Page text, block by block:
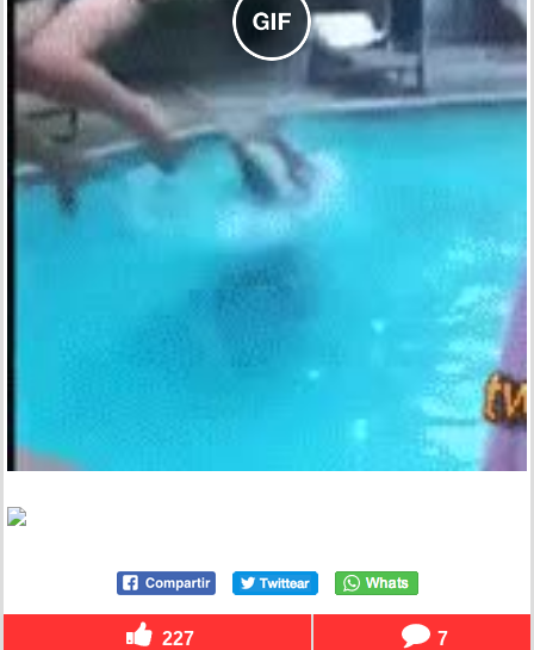
227 7